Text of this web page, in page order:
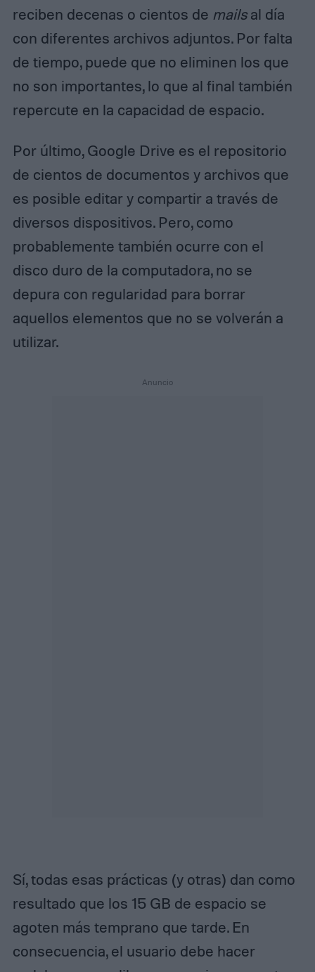
reciben decenas o cientos de mailsal día
con diferentes archivos adjuntos. Por falta
de tiempo, puede que no eliminen los que
no son importantes, lo que al final también
repercute en la capacidad de espacio.
Por último, Google Drive es el repositorio
de cientos de documentos y archivos que
es posible editar y compartir a través de
diversos dispositivos. Pero, como
probablemente también ocurre con el
disco duro de la computadora, no se
depura con regularidad para borrar
aquellos elementos que no se volverán a
utilizar.
Sí, todas esas prácticas (y otras) dan como
resultado que los 15 GB de espacio se
agoten más temprano que tarde. En
consecuencia, el usuario debe hacer